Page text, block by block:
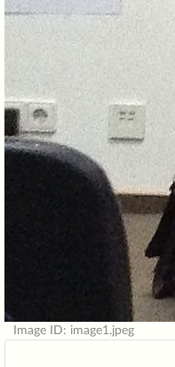
Image ID: image1.jpeg